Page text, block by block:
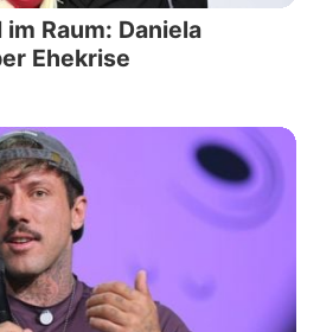
Raum: Daniela
Ehekrise